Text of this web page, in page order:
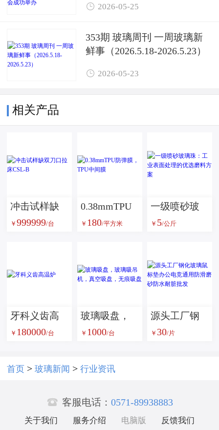
办
 2026-05-25
353期 玻璃周刊 一周玻璃新
鲜事（2026.5.18-2026.5.23）
 2026-05-23
相关产品
冲击试样缺
双刀口拉床
￥ 999999/台
0.38mmTPU
防弹膜，TPU
￥ 180/平方米
一级喷砂玻
璃珠：工业
案
￥ 5/公斤
牙科义齿高
温炉
￥ 180000/台
玻璃吸盘，
玻璃吸吊
盘，无痕吸
￥ 1000/台
源头工厂钢
化玻璃鼠标
批发
￥ 30/片
首页 > 玻璃新闻 > 行业资讯
 客服电话： 0571-89938883
关于我们 服务介绍 电脑版 反馈我们